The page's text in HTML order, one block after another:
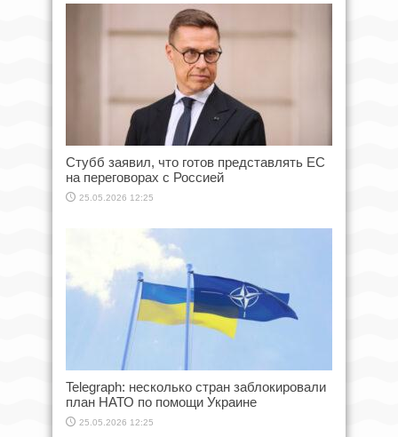
Стубб заявил, что готов представлять ЕС
на переговорах с Россией
25.05.2026 12:25
Telegraph: несколько стран заблокировали
план НАТО по помощи Украине
25.05.2026 12:25